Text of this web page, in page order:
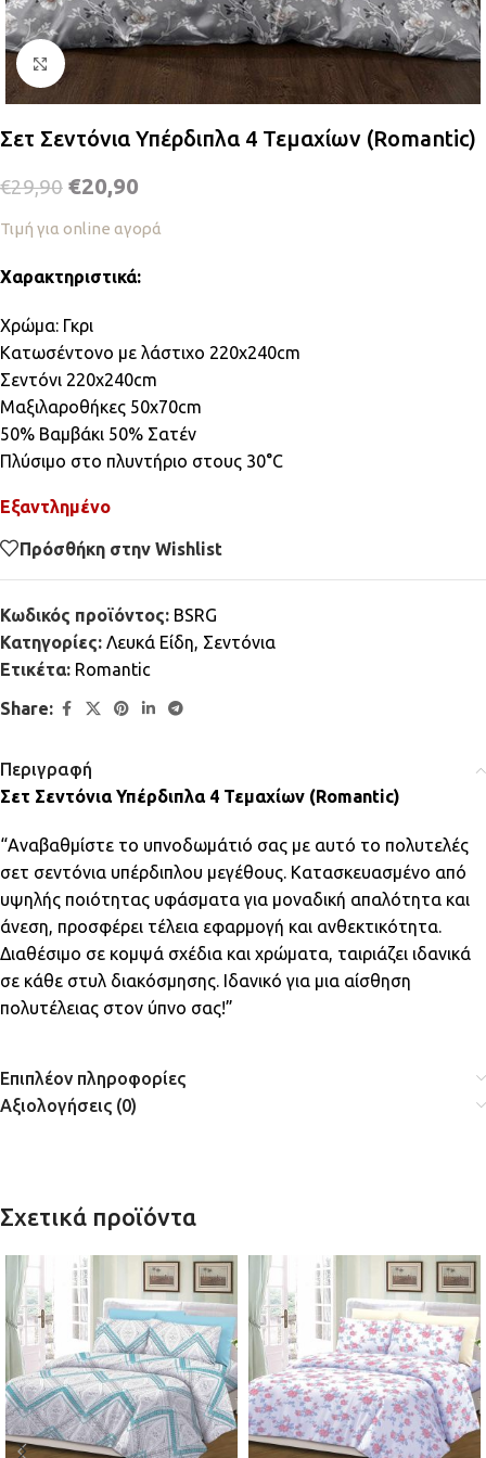
Κλικ για μεγέθυνση
Σετ Σεντόνια Υπέρδιπλα 4 Τεμαχίων (Romantic)
€29,90 €20,90
Τιμή για online αγορά
Χαρακτηριστικά:
Χρώμα: Γκρι
Κατωσέντονο με λάστιχο 220x240cm
Σεντόνι 220x240cm
Μαξιλαροθήκες 50x70cm
50% Βαμβάκι 50% Σατέν
Πλύσιμο στο πλυντήριο στους 30°C
Εξαντλημένο
Πρόσθήκη στην Wishlist
Κωδικός προϊόντος: BSRG
Κατηγορίες: Λευκά Είδη, Σεντόνια
Ετικέτα: Romantic
Share:
Περιγραφή
Σετ Σεντόνια Υπέρδιπλα 4 Τεμαχίων (Romantic)
“Αναβαθμίστε το υπνοδωμάτιό σας με αυτό το πολυτελές
σετ σεντόνια υπέρδιπλου μεγέθους. Κατασκευασμένο από
υψηλής ποιότητας υφάσματα για μοναδική απαλότητα και
άνεση, προσφέρει τέλεια εφαρμογή και ανθεκτικότητα.
Διαθέσιμο σε κομψά σχέδια και χρώματα, ταιριάζει ιδανικά
σε κάθε στυλ διακόσμησης. Ιδανικό για μια αίσθηση
πολυτέλειας στον ύπνο σας!”
Επιπλέον πληροφορίες
Αξιολογήσεις (0)
Σχετικά προϊόντα